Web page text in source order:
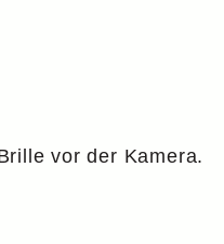
vor der Kamera.